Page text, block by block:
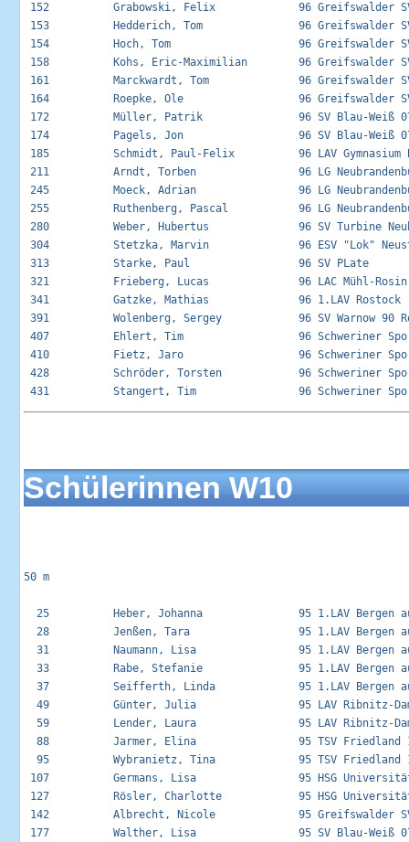
152          Grabowski, Felix             96
153          Hedderich, Tom               96
154          Hoch, Tom                    96
158          Kohs, Eric-Maximilian        96
161          Marckwardt, Tom              96
164          Roepke, Ole                  96
172          Müller, Patrik               96 SV Blau-
174          Pagels, Jon                  96 SV Blau-
185          Schmidt, Paul-Felix          96 LAV
211          Arndt, Torben                96 LG
245          Moeck, Adrian                96 LG
255          Ruthenberg, Pascal           96 LG
280          Weber, Hubertus              96 SV Turbine
304          Stetzka, Marvin              96 ESV
313          Starke, Paul
321          Frieberg, Lucas              96
341          Gatzke, Mathias              96
391          Wolenberg, Sergey            96 SV
407          Ehlert, Tim                  96
410          Fietz, Jaro                  96
428          Schröder, Torsten            96
Schülerinnen W10
50 m
25          Heber, Johanna               95 1.LAV
28          Jenßen, Tara                 95 1.LAV
31          Naumann, Lisa                95 1.LAV
33          Rabe, Stefanie               95 1.LAV
37          Seifferth, Linda             95 1.LAV
49          Günter, Julia                95 LAV
59          Lender, Laura                95 LAV
88          Jarmer, Elina                95 TSV
95          Wybranietz, Tina             95 TSV
107          Germans, Lisa                95 HSG
127          Rösler, Charlotte            95 HSG
142          Albrecht, Nicole             95
177          Walther, Lisa                95 SV Blau-